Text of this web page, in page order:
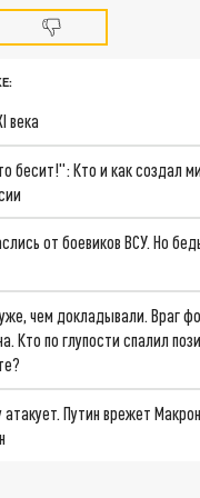
века
бесит!": Кто и как создал
от боевиков ВСУ. Но
чем докладывали. Враг
Кто по глупости спалил
Путин врежет